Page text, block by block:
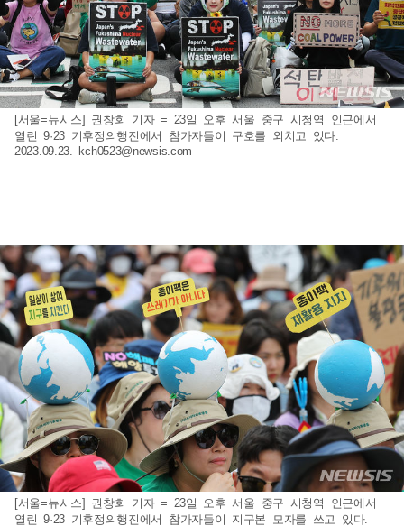
[서울=뉴시스] 권창회 기자 = 23일 오후 서울 중구 시청역 인근에서
열린 9·23 기후정의행진에서 참가자들이 구호를 외치고 있다.
2023.09.23. kch0523@newsis.com
[서울=뉴시스] 권창회 기자 = 23일 오후 서울 중구 시청역 인근에서
열린 9·23 기후정의행진에서 참가자들이 지구본 모자를 쓰고 있다.